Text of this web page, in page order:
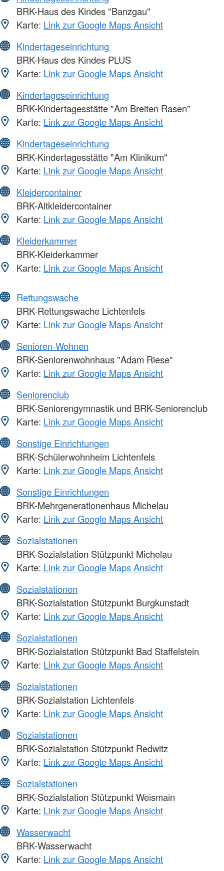
BRK-Haus des Kindes "Banzgau"
Karte: Link zur Google Maps Ansicht
Kindertageseinrichtung
BRK-Haus des Kindes PLUS
Karte: Link zur Google Maps Ansicht
Kindertageseinrichtung
BRK-Kindertagesstätte "Am Breiten Rasen"
Karte: Link zur Google Maps Ansicht
Kindertageseinrichtung
BRK-Kindertagesstätte "Am Klinikum"
Karte: Link zur Google Maps Ansicht
Kleidercontainer
BRK-Altkleidercontainer
Karte: Link zur Google Maps Ansicht
Kleiderkammer
BRK-Kleiderkammer
Karte: Link zur Google Maps Ansicht
Rettungswache
BRK-Rettungswache Lichtenfels
Karte: Link zur Google Maps Ansicht
Senioren-Wohnen
BRK-Seniorenwohnhaus "Adam Riese"
Karte: Link zur Google Maps Ansicht
Seniorenclub
BRK-Seniorengymnastik und BRK-Seniorenclub
Karte: Link zur Google Maps Ansicht
Sonstige Einrichtungen
BRK-Schülerwohnheim Lichtenfels
Karte: Link zur Google Maps Ansicht
Sonstige Einrichtungen
BRK-Mehrgenerationenhaus Michelau
Karte: Link zur Google Maps Ansicht
Sozialstationen
BRK-Sozialstation Stützpunkt Michelau
Karte: Link zur Google Maps Ansicht
Sozialstationen
BRK-Sozialstation Stützpunkt Burgkunstadt
Karte: Link zur Google Maps Ansicht
Sozialstationen
BRK-Sozialstation Stützpunkt Bad Staffelstein
Karte: Link zur Google Maps Ansicht
Sozialstationen
BRK-Sozialstation Lichtenfels
Karte: Link zur Google Maps Ansicht
Sozialstationen
BRK-Sozialstation Stützpunkt Redwitz
Karte: Link zur Google Maps Ansicht
Sozialstationen
BRK-Sozialstation Stützpunkt Weismain
Karte: Link zur Google Maps Ansicht
Wasserwacht
BRK-Wasserwacht
Karte: Link zur Google Maps Ansicht